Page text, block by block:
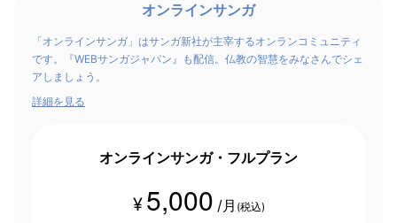
オンラインサンガ
「オンラインサンガ」はサンガ新社が主宰するオンランコミュニティ
です。『WEBサンガジャパン』も配信。仏教の智慧をみなさんでシェ
アしましょう。
詳細を見る
オンラインサンガ・フルプラン
¥ 5,000 /月 (税込)